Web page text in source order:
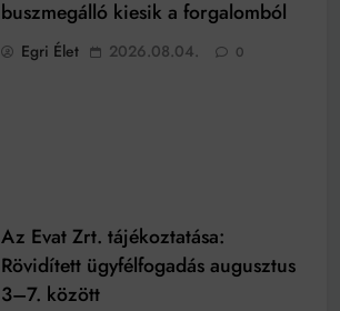
buszmegálló kiesik a forgalomból
Egri Élet 2026.08.04. 0
Az Evat Zrt. tájékoztatása:
Rövidített ügyfélfogadás augusztus
3–7. között